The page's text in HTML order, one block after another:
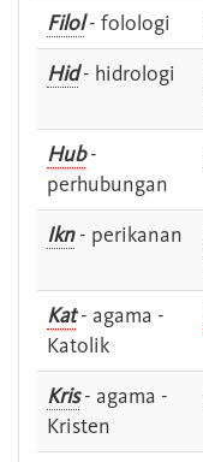
Filol- folologi
Hid- hidrologi
Hub-
perhubungan
Ikn- perikanan
Kat- agama -
Katolik
Kris- agama -
Kristen